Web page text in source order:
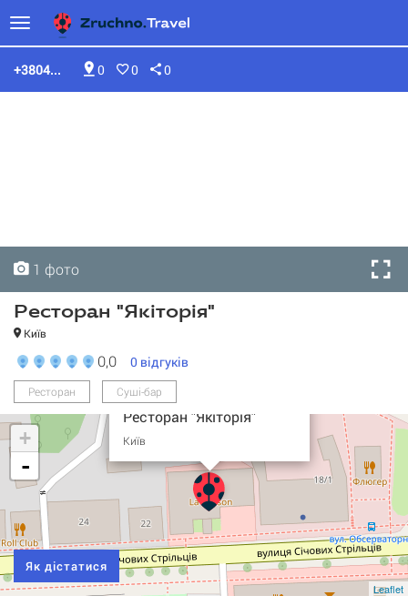
0 0 0
+3804...
1 фото
Ресторан "Якіторія"
Київ
0,0 0 відгуків
Ресторан Суші-бар
Ресторан "Якіторія"
Київ
+
-
Leaflet
Як дістатися